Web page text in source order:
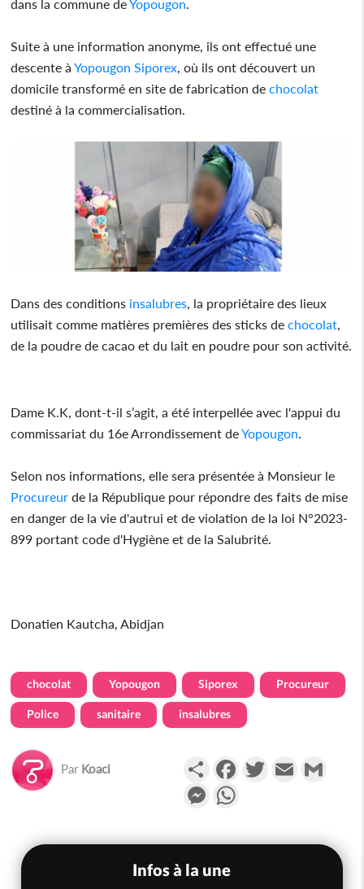
dans la commune deYopougon
Suite à une information anonyme, ils ont effectué une
descente àYopougon Siporex , où ils ont découvert un
domicile transformé en site de fabrication dechocolat
destiné à la commercialisation.
Dans des conditions insalubres , la propriétaire des lieux
utilisait comme matières premières des sticks dechocolat
de la poudre de cacao et du lait en poudre pour son activité.
Dame K.K, dont-t-il s’agit, a été interpellée avec l'appui du
commissariat du 16e Arrondissement deYopougon
Selon nos informations, elle sera présentée à Monsieur le
Procureur de la République pour répondre des faits de mise
en danger de la vie d'autrui et de violation de la loi N°2023-
899 portant code d'Hygiène et de la Salubrité.
Donatien Kautcha, Abidjan
chocolat Yopougon Siporex Procureur
Police sanitaire insalubres
Par Koaci PartagerFacebookTwitterEmail
Messenger
Infos à la une